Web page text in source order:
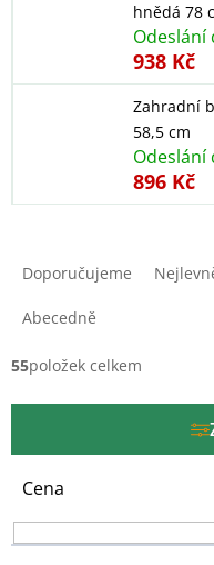
hnědá 78
Odeslání
938 Kč
Zahradní
58,5 cm
Odeslání
896 Kč
í
k
t
Doporučujeme
Abecedně
55položek celkem
Cena